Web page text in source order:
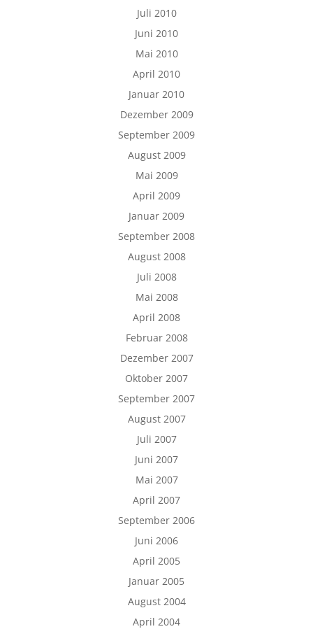
Juli 2010
Juni 2010
Mai 2010
April 2010
Januar 2010
Dezember 2009
September 2009
August 2009
Mai 2009
April 2009
Januar 2009
September 2008
August 2008
Juli 2008
Mai 2008
April 2008
Februar 2008
Dezember 2007
Oktober 2007
September 2007
August 2007
Juli 2007
Juni 2007
Mai 2007
April 2007
September 2006
Juni 2006
April 2005
Januar 2005
August 2004
April 2004